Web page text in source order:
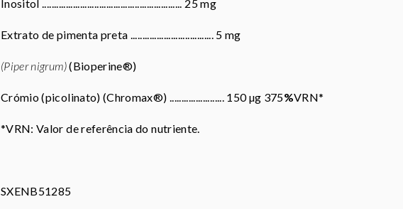
Inositol ........................................................... 25 mg
Extrato de pimenta preta ................................... 5 mg
(Piper nigrum)(Bioperine®)
Crómio (picolinato) (Chromax®) ....................... 150 µg 375%VRN*
*VRN: Valor de referência do nutriente.
SXENB51285